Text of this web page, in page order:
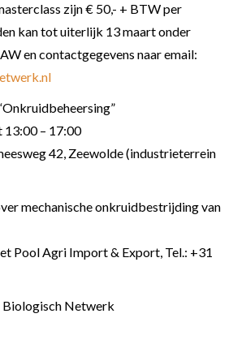
zijn € 50,- + BTW per
kan tot uiterlijk 13 maart onder
en contactgegevens naar email:
13:00 – 17:00
42, Zeewolde (industrieterrein
mechanische onkruidbestrijding van
Pool Agri Import & Export, Tel.: +31
Biologisch Netwerk